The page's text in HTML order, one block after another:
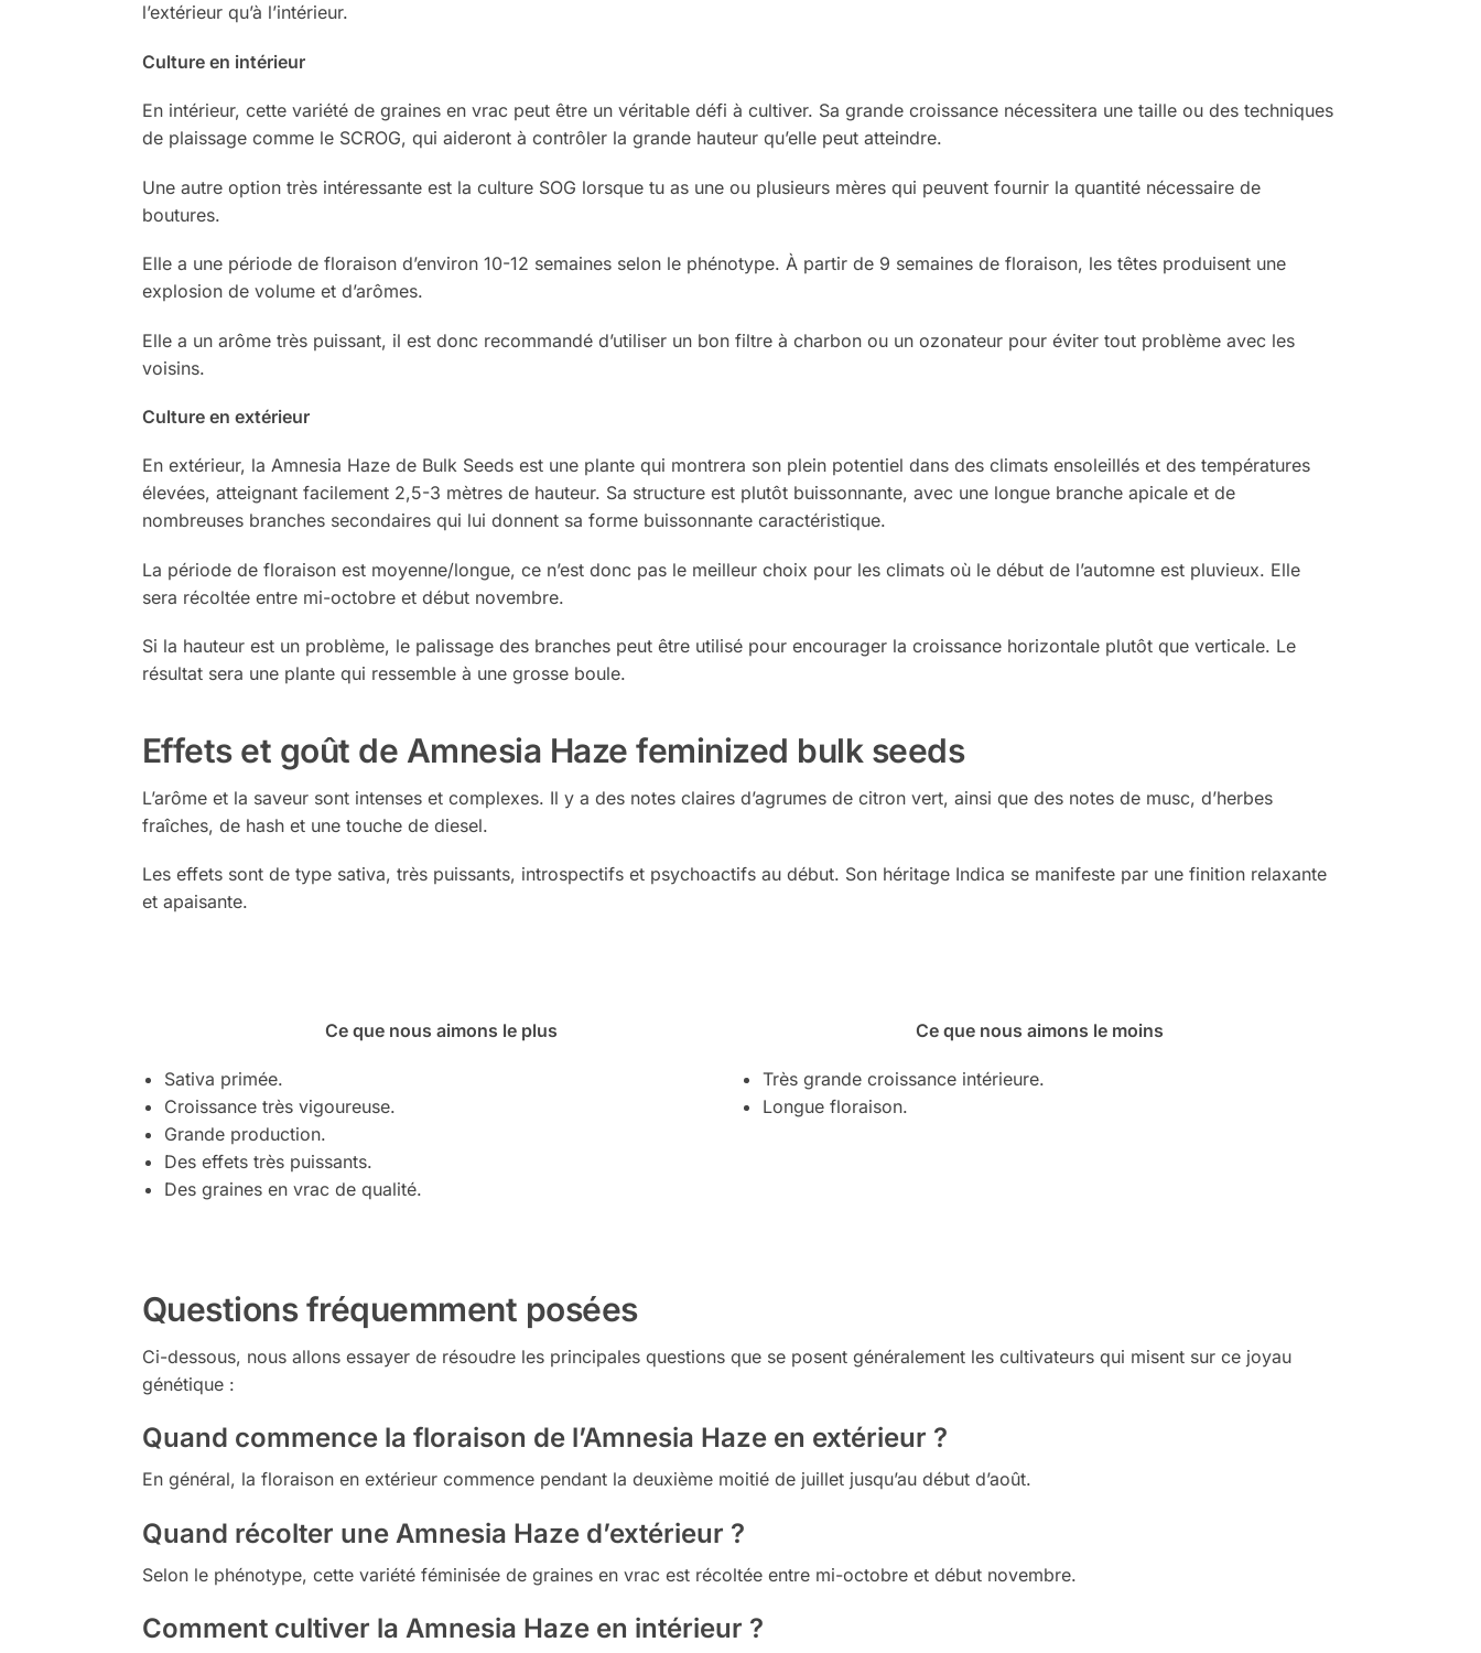
l’extérieur qu’à l’intérieur.
Culture en intérieur
En intérieur, cette variété de graines en vrac peut être un véritable défi à cultiver. Sa grande croissance nécessitera une taille ou des techniques
de plaissage comme le SCROG, qui aideront à contrôler la grande hauteur qu’elle peut atteindre.
Une autre option très intéressante est la culture SOG lorsque tu as une ou plusieurs mères qui peuvent fournir la quantité nécessaire de
boutures.
Elle a une période de floraison d’environ 10-12 semaines selon le phénotype. À partir de 9 semaines de floraison, les têtes produisent une
explosion de volume et d’arômes.
Elle a un arôme très puissant, il est donc recommandé d’utiliser un bon filtre à charbon ou un ozonateur pour éviter tout problème avec les
voisins.
Culture en extérieur
En extérieur, la Amnesia Haze de Bulk Seeds est une plante qui montrera son plein potentiel dans des climats ensoleillés et des températures
élevées, atteignant facilement 2,5-3 mètres de hauteur. Sa structure est plutôt buissonnante, avec une longue branche apicale et de
nombreuses branches secondaires qui lui donnent sa forme buissonnante caractéristique.
La période de floraison est moyenne/longue, ce n’est donc pas le meilleur choix pour les climats où le début de l’automne est pluvieux. Elle
sera récoltée entre mi-octobre et début novembre.
Si la hauteur est un problème, le palissage des branches peut être utilisé pour encourager la croissance horizontale plutôt que verticale. Le
résultat sera une plante qui ressemble à une grosse boule.
Effets et goût de Amnesia Haze feminized bulk seeds
L’arôme et la saveur sont intenses et complexes. Il y a des notes claires d’agrumes de citron vert, ainsi que des notes de musc, d’herbes
fraîches, de hash et une touche de diesel.
Les effets sont de type sativa, très puissants, introspectifs et psychoactifs au début. Son héritage Indica se manifeste par une finition relaxante
et apaisante.
Ce que nous aimons le plus
Sativa primée.
Croissance très vigoureuse.
Grande production.
Des effets très puissants.
Des graines en vrac de qualité.
Ce que nous aimons le moins
Très grande croissance intérieure.
Longue floraison.
Questions fréquemment posées
Ci-dessous, nous allons essayer de résoudre les principales questions que se posent généralement les cultivateurs qui misent sur ce joyau
génétique :
Quand commence la floraison de l’Amnesia Haze en extérieur ?
En général, la floraison en extérieur commence pendant la deuxième moitié de juillet jusqu’au début d’août.
Quand récolter une Amnesia Haze d’extérieur ?
Selon le phénotype, cette variété féminisée de graines en vrac est récoltée entre mi-octobre et début novembre.
Comment cultiver la Amnesia Haze en intérieur ?